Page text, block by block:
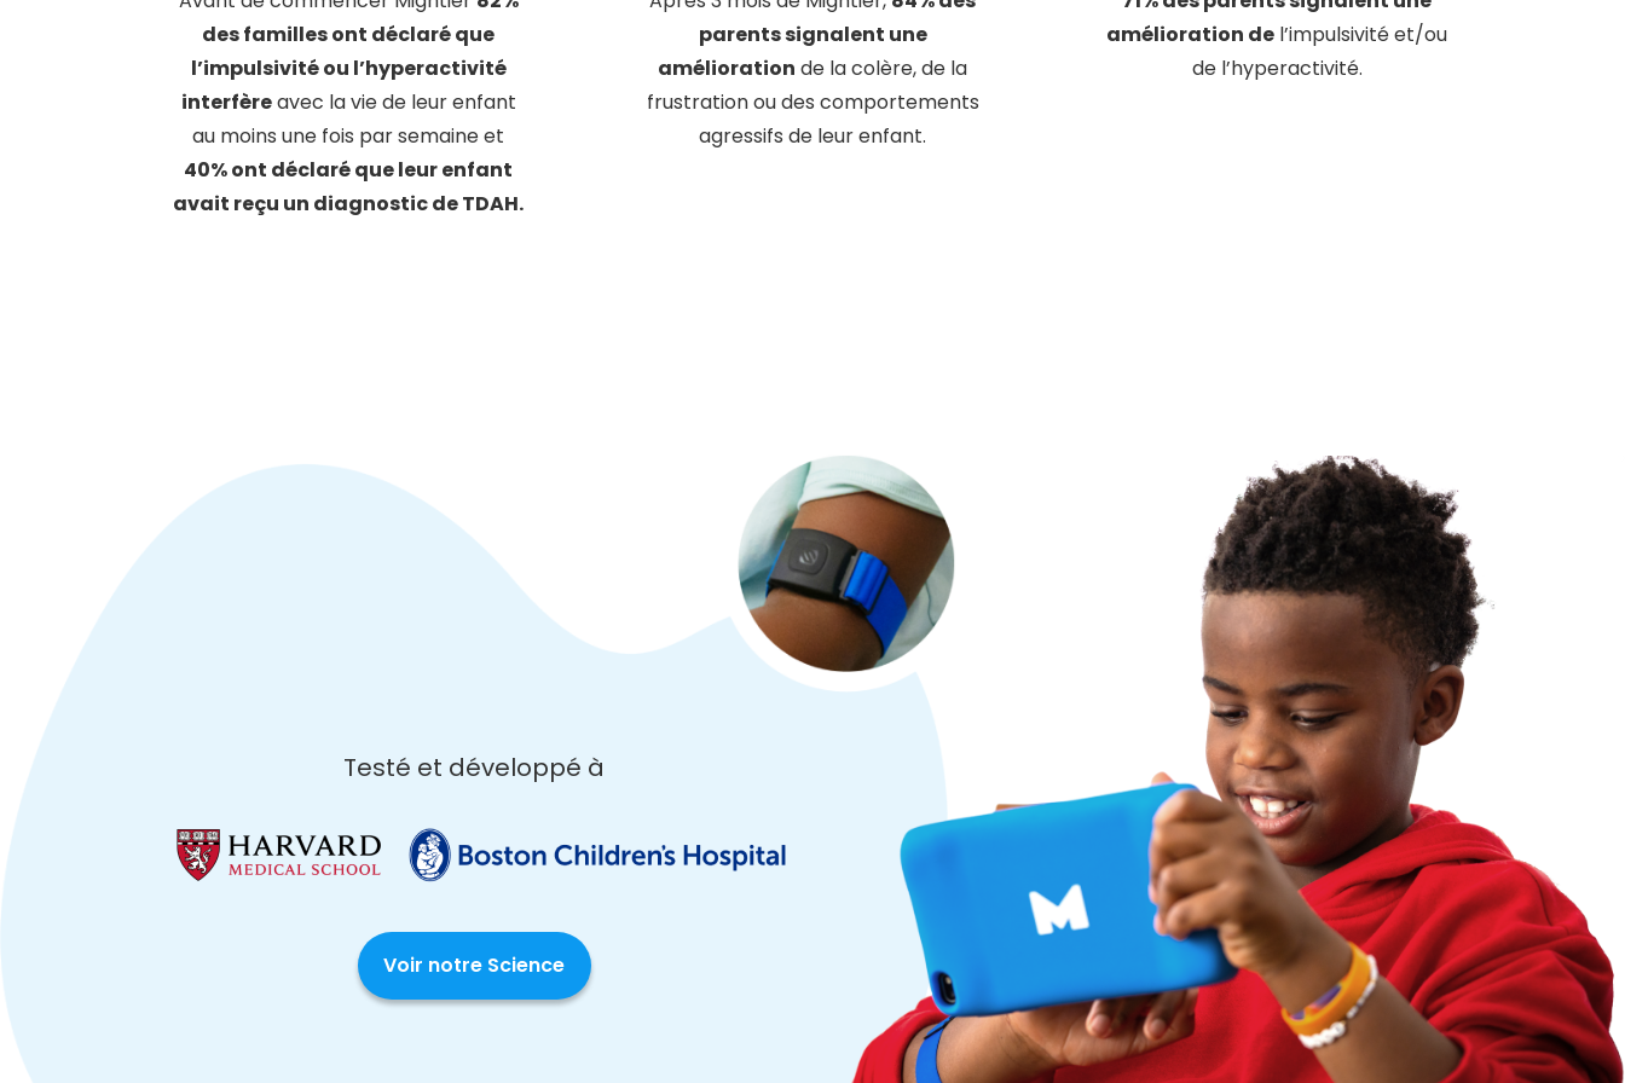
des familles ont déclaré que
l’impulsivité ou l’hyperactivité
interfèreavec la vie de leur enfant
au moins une fois par semaine et
40% ont déclaré que leur enfant
avait reçu un diagnostic de TDAH.
parents signalent une
amélioration de la colère, de la
frustration ou des comportements
agressifs de leur enfant.
amélioration de l’impulsivité et/ou
de l’hyperactivité.
Testé et développé à
Voir notre Science